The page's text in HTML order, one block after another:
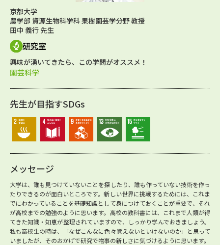
京都大学
農学部 資源生物科学科 果樹園芸学分野 教授
田中 義行 先生
研究室
興味が湧いてきたら、この学問がオススメ！
園芸科学
先生が目指すSDGs
メッセージ
大学は、誰も見つけていないことを探したり、誰も作っていない技術を作っ
たりできるのが面白いところです。新しい世界に挑戦するためには、これま
でにわかっていることを基礎知識として身につけておくことが重要で、それ
が高校までの勉強のように思います。高校の教科書には、これまで人類が得
てきた知識・知恵が整理されていますので、しっかり学んでおきましょう。
私も高校生の時は、「なぜこんなに色々覚えないといけないのか」と思って
いましたが、そのおかげで研究で物事の新しさに気づけるように思います。